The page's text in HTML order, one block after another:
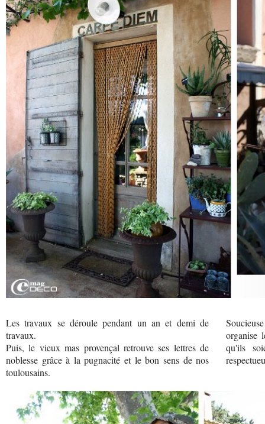
Les travaux se déroule pendant un an et demi de
travaux.
Puis, le vieux mas provençal retrouve ses lettres de
noblesse grâce à la pugnacité et le bon sens de nos
toulousains.
organise
qu'ils